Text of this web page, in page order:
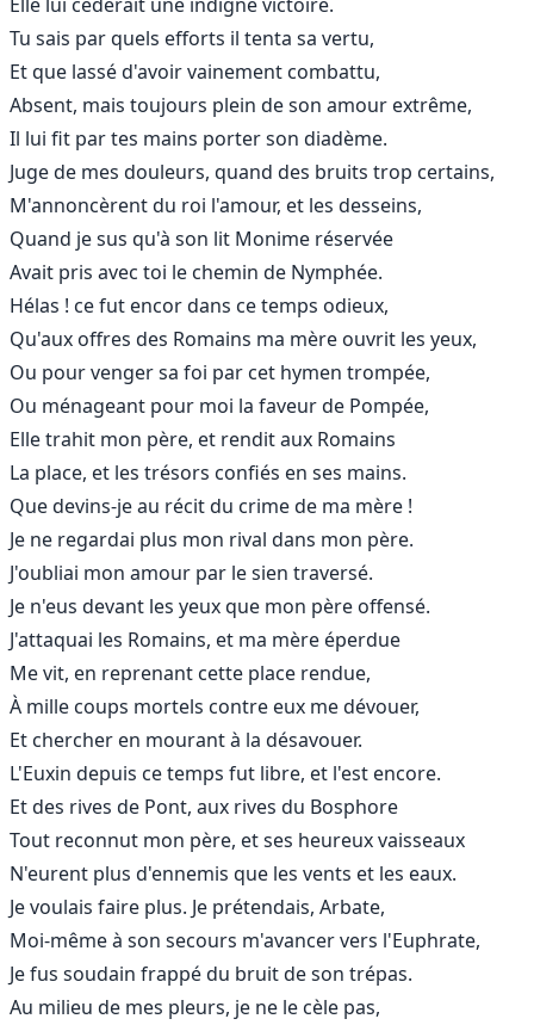
Tu sais par quels efforts il tenta sa vertu,
Et que lassé d'avoir vainement combattu,
Absent, mais toujours plein de son amour extrême,
Il lui fit par tes mains porter son diadème.
Juge de mes douleurs, quand des bruits trop certains,
M'annoncèrent du roi l'amour, et les desseins,
Quand je sus qu'à son lit Monime réservée
Avait pris avec toi le chemin de Nymphée.
Hélas ! ce fut encor dans ce temps odieux,
Qu'aux offres des Romains ma mère ouvrit les yeux,
Ou pour venger sa foi par cet hymen trompée,
Ou ménageant pour moi la faveur de Pompée,
Elle trahit mon père, et rendit aux Romains
La place, et les trésors confiés en ses mains.
Que devins-je au récit du crime de ma mère !
Je ne regardai plus mon rival dans mon père.
J'oubliai mon amour par le sien traversé.
Je n'eus devant les yeux que mon père offensé.
J'attaquai les Romains, et ma mère éperdue
Me vit, en reprenant cette place rendue,
À mille coups mortels contre eux me dévouer,
Et chercher en mourant à la désavouer.
L'Euxin depuis ce temps fut libre, et l'est encore.
Et des rives de Pont, aux rives du Bosphore
Tout reconnut mon père, et ses heureux vaisseaux
N'eurent plus d'ennemis que les vents et les eaux.
Je voulais faire plus. Je prétendais, Arbate,
Moi-même à son secours m'avancer vers l'Euphrate,
Je fus soudain frappé du bruit de son trépas.
Au milieu de mes pleurs, je ne le cèle pas,